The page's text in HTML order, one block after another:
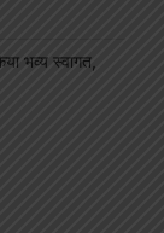
भव्य स्वागत,